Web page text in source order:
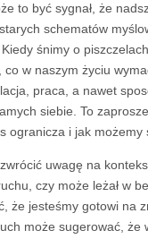
to być sygnał, że
schematów
Kiedy śnimy o
co w naszym życiu
praca, a nawet
siebie. To
ogranicza i jak możemy
uwagę na
czy może leżał w
że jesteśmy gotowi na
może sugerować, że